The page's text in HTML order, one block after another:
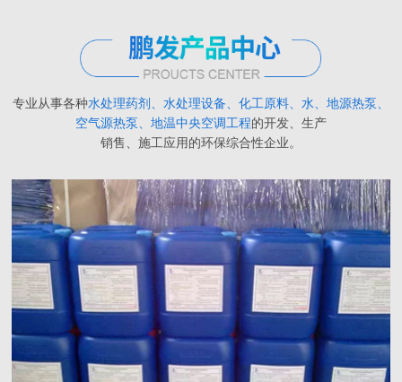
专业从事各种水处理药剂、水处理设备、化工原料、水、地源热泵、
空气源热泵、地温中央空调工程的开发、生产
销售、施工应用的环保综合性企业。